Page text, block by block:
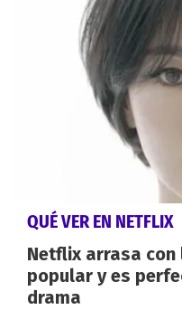
QUÉ VER EN NETFLIX
Netflix arrasa con
popular y es
drama